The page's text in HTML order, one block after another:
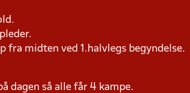
fra midten ved 1.halvlegs begyndelse.
dagen så alle får 4 kampe.